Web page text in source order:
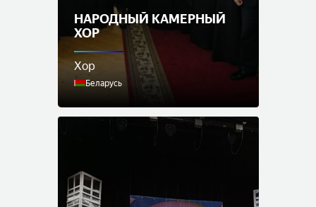
НАРОДНЫЙ КАМЕРНЫЙ
ХОР
Хор
Беларусь